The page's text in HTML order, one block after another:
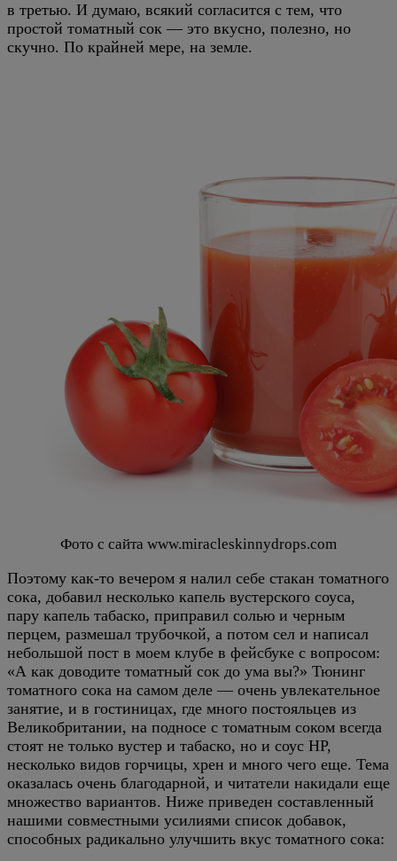
в третью. И думаю, всякий согласится с тем, что
простой томатный сок — это вкусно, полезно, но
скучно. По крайней мере, на земле.
Фото с сайта www.miracleskinnydrops.com
Поэтому как-то вечером я налил себе стакан томатного
сока, добавил несколько капель вустерского соуса,
пару капель табаско, приправил солью и черным
перцем, размешал трубочкой, а потом сел и написал
небольшой пост в моем клубе в фейсбуке с вопросом:
«А как доводите томатный сок до ума вы?» Тюнинг
томатного сока на самом деле — очень увлекательное
занятие, и в гостиницах, где много постояльцев из
Великобритании, на подносе с томатным соком всегда
стоят не только вустер и табаско, но и соус HP,
несколько видов горчицы, хрен и много чего еще. Тема
оказалась очень благодарной, и читатели накидали еще
множество вариантов. Ниже приведен составленный
нашими совместными усилиями список добавок,
способных радикально улучшить вкус томатного сока: